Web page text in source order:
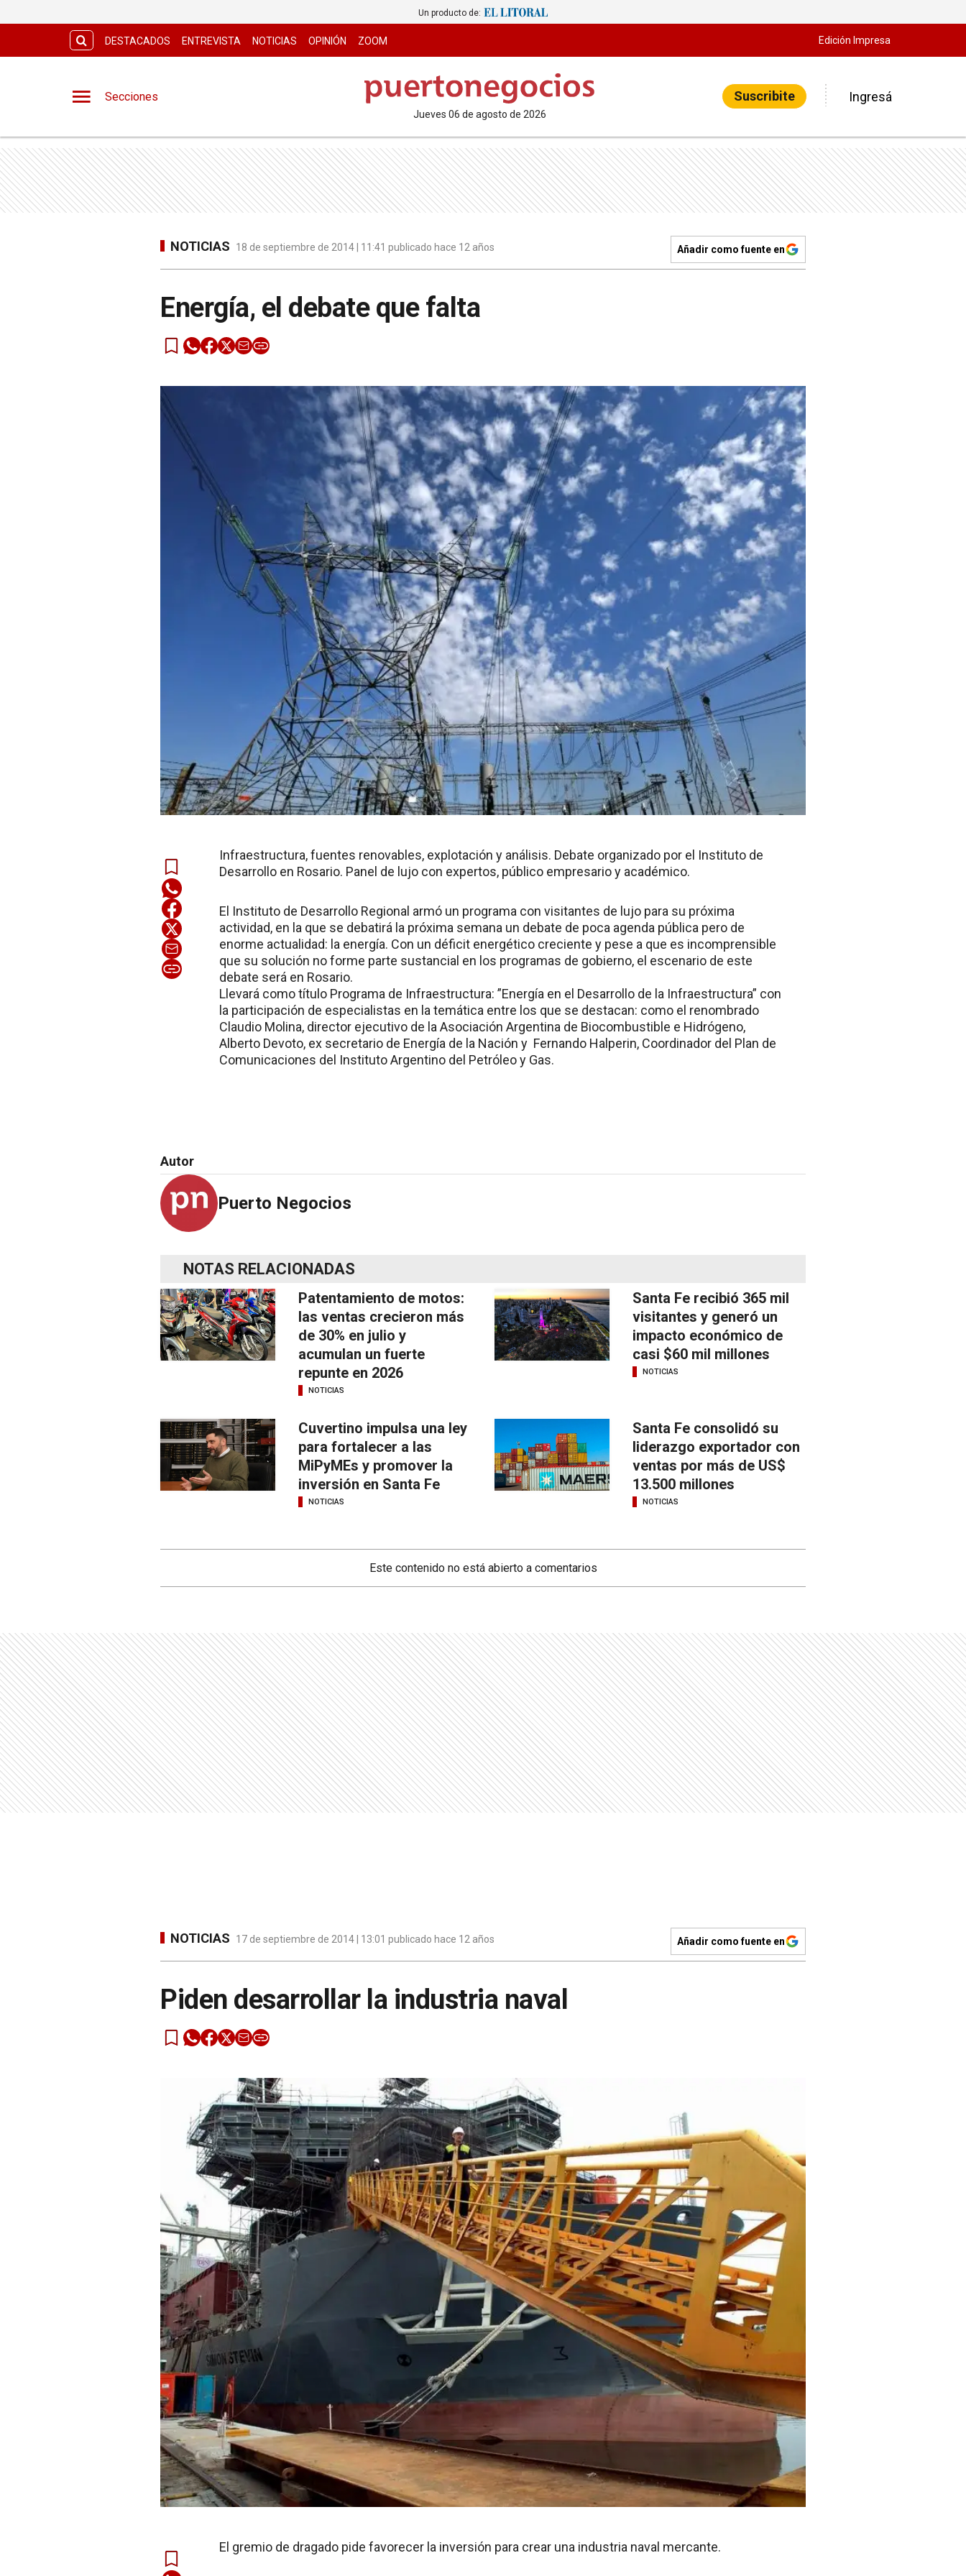
Un producto de:
DESTACADOS ENTREVISTA NOTICIAS OPINIÓN ZOOM Edición Impresa
Secciones
jueves 06 de agosto de 2026
Suscribite Ingresá
NOTICIAS 18 de septiembre de 2014 | 11:41 publicado hace 12 años Añadir como fuente en
Energía, el debate que falta
Infraestructura, fuentes renovables, explotación y análisis. Debate organizado por el Instituto de
Desarrollo en Rosario. Panel de lujo con expertos, público empresario y académico.
El Instituto de Desarrollo Regional armó un programa con visitantes de lujo para su próxima
actividad, en la que se debatirá la próxima semana un debate de poca agenda pública pero de
enorme actualidad: la energía. Con un déficit energético creciente y pese a que es incomprensible
que su solución no forme parte sustancial en los programas de gobierno, el escenario de este
debate será en Rosario.
Llevará como título Programa de Infraestructura: ”Energía en el Desarrollo de la Infraestructura” con
la participación de especialistas en la temática entre los que se destacan: como el renombrado
Claudio Molina, director ejecutivo de la Asociación Argentina de Biocombustible e Hidrógeno,
Alberto Devoto, ex secretario de Energía de la Nación y Fernando Halperin, Coordinador del Plan de
Comunicaciones del Instituto Argentino del Petróleo y Gas.
Autor
Puerto Negocios
NOTAS RELACIONADAS
Patentamiento de motos:
las ventas crecieron más
de 30% en julio y
acumulan un fuerte
repunte en 2026
NOTICIAS
Santa Fe recibió 365 mil
visitantes y generó un
impacto económico de
casi $60 mil millones
NOTICIAS
Cuvertino impulsa una ley
para fortalecer a las
MiPyMEs y promover la
inversión en Santa Fe
NOTICIAS
Santa Fe consolidó su
liderazgo exportador con
ventas por más de US$
13.500 millones
NOTICIAS
Este contenido no está abierto a comentarios
NOTICIAS 17 de septiembre de 2014 | 13:01 publicado hace 12 años Añadir como fuente en
Piden desarrollar la industria naval
El gremio de dragado pide favorecer la inversión para crear una industria naval mercante.